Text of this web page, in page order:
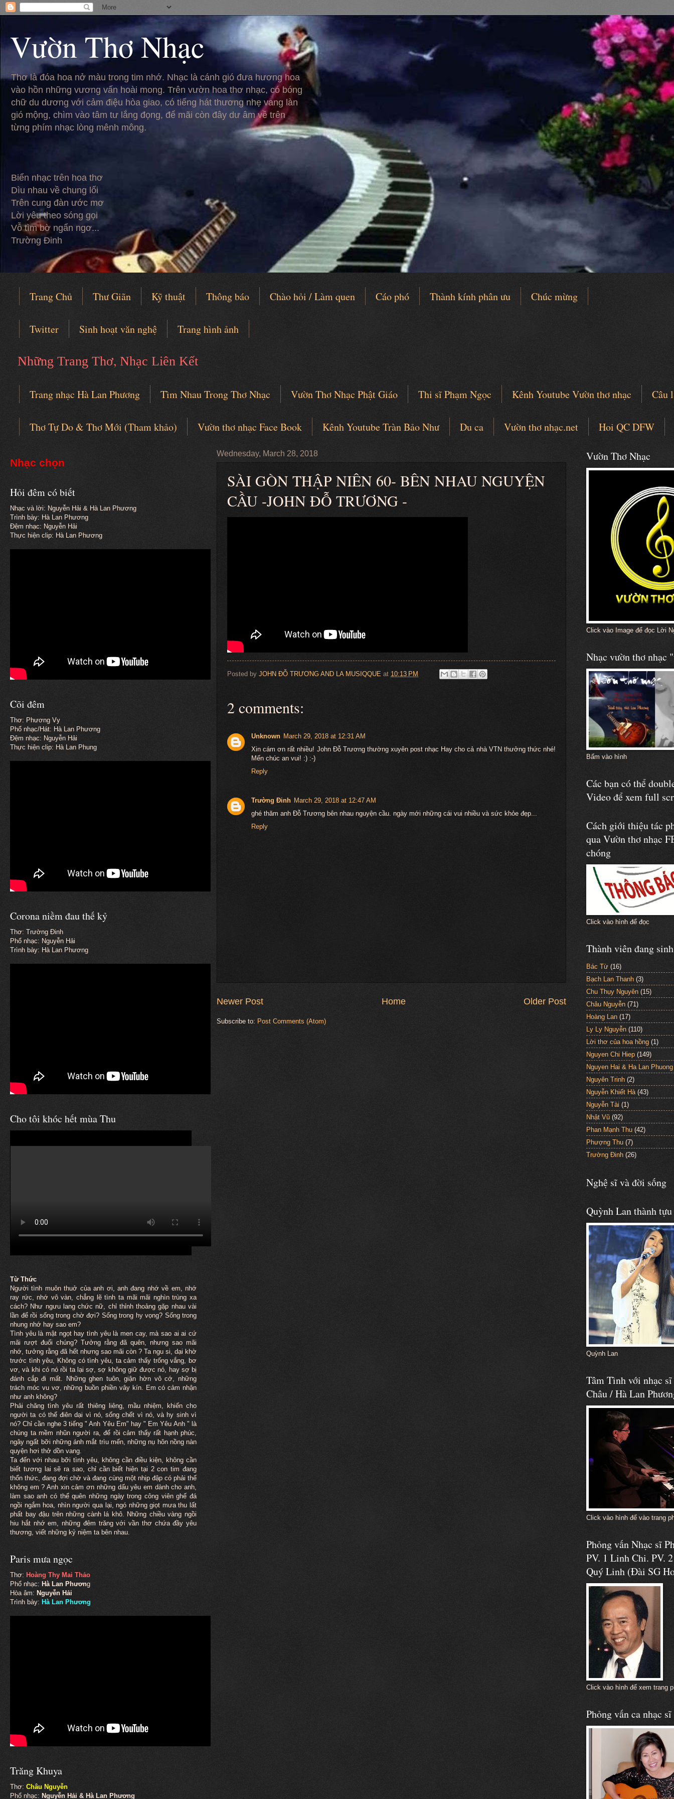
Vườn Thơ Nhạc
Thơ là đóa hoa nở màu trong tim nhớ. Nhạc là cánh gió đưa hương hoa
vào hồn những vương vấn hoài mong. Trên vườn hoa thơ nhạc, có bóng
chữ du dương với cảm điệu hòa giao, có tiếng hát thương nhẹ vang làn
gió mộng, chìm vào tâm tư lắng đọng, để mãi còn đây dư âm về trên
từng phím nhạc lòng mênh mông.
Biển nhạc trên hoa thơ
Dìu nhau về chung lối
Trên cung đàn ước mơ
Lời yêu theo sóng gọi
Vỗ tìm bờ ngẩn ngơ...
Trường Đinh
Trang Chủ Thư Giãn Kỹ thuật Thông báo Chào hỏi / Làm quen Cáo phó Thành kính phân ưu Chúc mừng
Twitter Sinh hoạt văn nghệ Trang hình ảnh
Những Trang Thơ, Nhạc Liên Kết
Trang nhạc Hà Lan Phương Tìm Nhau Trong Thơ Nhạc Vườn Thơ Nhạc Phật Giáo Thi sĩ Phạm Ngọc Kênh Youtube Vườn thơ nhạc
Câu
Thơ Tự Do & Thơ Mới (Tham khảo)
Vườn thơ nhạc Face Book Kênh Youtube Tràn Bảo Như Du ca Vườn thơ nhạc.net Hoi QC DFW
Wednesday, March 28, 2018
SÀI GÒN THẬP NIÊN 60- BÊN NHAU NGUYỆN
CẦU -JOHN ĐỖ TRƯƠNG -
Posted by JOHN ĐỖ TRƯƠNG AND LA MUSIQQUE at 10:13 PM
2 comments:
Unknown March 29, 2018 at 12:31 AM
Xin cám ơn rất nhiều! John Đỗ Trương thường xuyên post nhạc Hay cho cả nhà VTN thưởng thức nhé!
Mến chúc an vui! :) :-)
Reply
Trường Đinh March 29, 2018 at 12:47 AM
ghé thăm anh Đỗ Trương bên nhau nguyện cầu. ngày mới những cái vui nhiều và sức khỏe đẹp...
Reply
Newer Post Older Post
Home
Subscribe to: Post Comments (Atom)
Nhạc chọn
Hỏi đêm có biết
Nhạc và lời: Nguyễn Hải & Hà Lan Phương
Trình bày: Hà Lan Phương
Đệm nhạc: Nguyễn Hải
Thực hiện clip: Hà Lan Phương
Cõi đêm
Thơ: Phương Vy
Phổ nhạc/Hát: Hà Lan Phương
Đệm nhạc: Nguyễn Hải
Thực hiện clip: Hà Lan Phung
Corona niềm đau thế kỷ
Thơ: Trường Đinh
Phổ nhạc: Nguyễn Hải
Trình bày: Hà Lan Phương
Cho tôi khóc hết mùa Thu
Từ Thức
Người tình muônthuở của anh ơi, anh đang nhớ về em, nhớ
ray rức, nhớ vô vàn, chẳng lẽ tình ta mãi mãi nghìn trùng xa
cách? Như ngưu lang chức nữ, chỉ thỉnh thoảng gặp nhau vài
lần để rồi sống trong chờ đợi? Sống trong hy vọng? Sống trong
nhung nhớ hay sao em?
Tình yêu là mật ngọt hay tình yêu là men cay, mà sao ai ai cứ
mãi rượt đuổi chúng? Tưởng rằng đã quên, nhưng sao mãi
nhớ, tưởng rằng đã hết nhưng sao mãi còn ? Ta ngu si, dại khờ
trước tình yêu, Không có tình yêu, ta cảm thấy trống vắng, bơ
vơ, và khi có nó rồi ta lại sợ, sợ không giữ được nó, hay sợ bị
đánh cắp đi mất. Những ghen tuôn, giận hờn vô cớ, những
trách móc vu vơ, những buồn phiền vây kín. Em có cảm nhận
như anh không?
Phải chăng tình yêu rất thiêng liêng, mầu nhiệm, khiến cho
người ta có thể điên dại vì nó, sống chết vì nó, và hy sinh vì
nó? Chỉ cần nghe 3 tiếng " Anh Yêu Em" hay " Em Yêu Anh " là
chúng ta mềm nhũn người ra, để rồi cảm thấy rất hạnh phúc,
ngây ngất bỡi những ánh mắt trìu mến, những nụ hôn nồng nàn
quyện hơi thở dồn vang.
Ta đến với nhau bỡi tình yêu, không cần điều kiện, không cần
biết tương lai sẽ ra sao, chỉ cần biết hiện tại 2 con tim đang
thổn thức, đang đợi chờ và đang cùng một nhịp đập có phải thế
không em ? Anh xin cảm ơn những dấu yêu em dành cho anh,
làm sao anh có thể quên những ngày trong công viên ghế đá
ngồi ngắm hoa, nhìn người qua lại, ngó những giọt mưa thu lất
phất bay đậu trên những cành lá khô. Những chiều vàng ngồi
hiu hắt nhớ em, những đêm trăng với vần thơ chứa đầy yêu
thương, viết những kỷ niệm ta bên nhau.
Paris mưa ngọc
Thơ: Hoàng Thy Mai Thảo
Phổ nhạc: Hà Lan Phương
Hòa âm: Nguyễn Hải
Trình bày: Hà Lan Phương
Trăng Khuya
Thơ: Châu Nguyễn
Phổ nhạc: Nguyễn Hải & Hà Lan Phương
Vườn Thơ Nhạc
Click vào Image để đọc Lời
Nhạc vườn thơ nhạc
Bấm vào hình
Các bạn có thể
Video để xem full
Cách giới thiệu tác
qua Vườn thơ nhạc
chóng
Click vào hình để đọc
Thành viên đang
Bác Từ (16)
Bạch Lan Thanh (3)
Chu Thụy Nguyên (15)
Châu Nguyễn (71)
Hoàng Lan (17)
Ly Ly Nguyễn (110)
Lời thơ của hoa hồng (1)
Nguyen Chi Hiep (149)
Nguyen Hai & Ha Lan Phuong
Nguyên Trinh (2)
Nguyễn Khiết Hà (43)
Nguyễn Tài (1)
Nhật Vũ (92)
Phan Mạnh Thu (42)
Phượng Thu (7)
Trường Đinh (26)
Nghệ sĩ và đời sống
Quỳnh Lan thành
Quỳnh Lan
Tâm Tình với nhạc
Châu / Hà Lan
Click vào hình để vào trang
Phỏng vấn Nhạc sĩ
PV. 1 Linh Chi. PV.
Quý Linh (Đài SG
Click vào hình để xem trang
Phỏng vấn ca nhạc